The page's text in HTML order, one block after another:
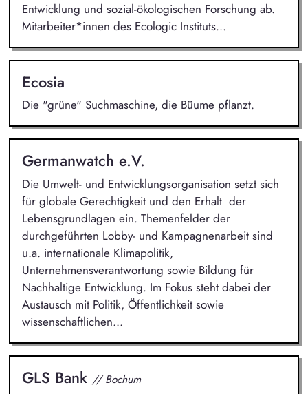
Entwicklung und sozial-ökologischen Forschung ab.
Mitarbeiter*innen des Ecologic Instituts...
Ecosia
Die "grüne" Suchmaschine, die Büume pflanzt.
Germanwatch e.V.
Die Umwelt- und Entwicklungsorganisation setzt sich
für globale Gerechtigkeit und den Erhalt der
Lebensgrundlagen ein. Themenfelder der
durchgeführten Lobby- und Kampagnenarbeit sind
u.a. internationale Klimapolitik,
Unternehmensverantwortung sowie Bildung für
Nachhaltige Entwicklung. Im Fokus steht dabei der
Austausch mit Politik, Öffentlichkeit sowie
wissenschaftlichen...
GLS Bank // Bochum